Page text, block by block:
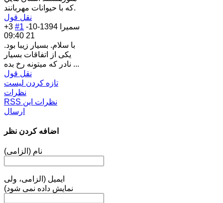
كه با حيوانات مهربانند.
نقل قول
+3 #1 سمیرا
1394-10-
21 09:40
با سلام. بسیار زیبا بود.
یکی از اتفاقات بسیار
نادر که میتونه رخ بده ...
نقل قول
تازه کردن لیست
نظرات
RSS نظرات این
ارسال
اضافه کردن نظر
نام (الزامی)
ایمیل (الزامی، ولی
نمایش داده نمی شود)